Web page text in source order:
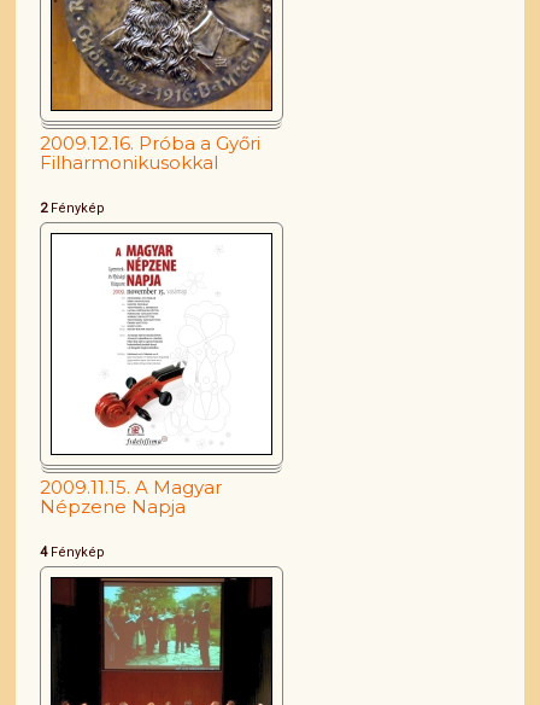
2009.12.16. Próba a Győri
Filharmonikusokkal
2Fénykép
2009.11.15. A Magyar
Népzene Napja
4Fénykép